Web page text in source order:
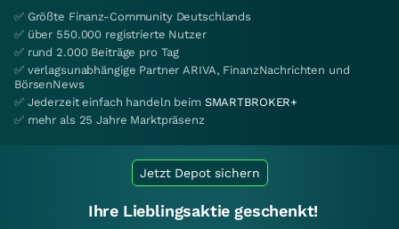
✅ Größte Finanz-Community Deutschlands
✅ über 550.000 registrierte Nutzer
✅ rund 2.000 Beiträge pro Tag
✅ verlagsunabhängige Partner ARIVA, FinanzNachrichten und
BörsenNews
✅ Jederzeit einfach handeln beim SMARTBROKER+
✅ mehr als 25 Jahre Marktpräsenz
Jetzt Depot sichern
Ihre Lieblingsaktie geschenkt!